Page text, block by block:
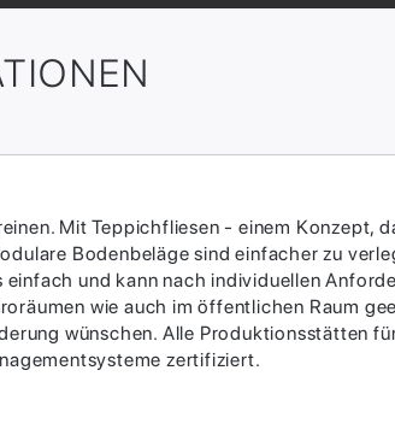
Mit Teppichfliesen - einem Konzept,
Bodenbeläge sind einfacher zu
und kann nach individuellen
wie auch im öffentlichen Raum
wünschen. Alle Produktionsstätten
zertifiziert.